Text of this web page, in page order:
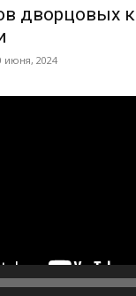
дворцовых к
июня, 2024